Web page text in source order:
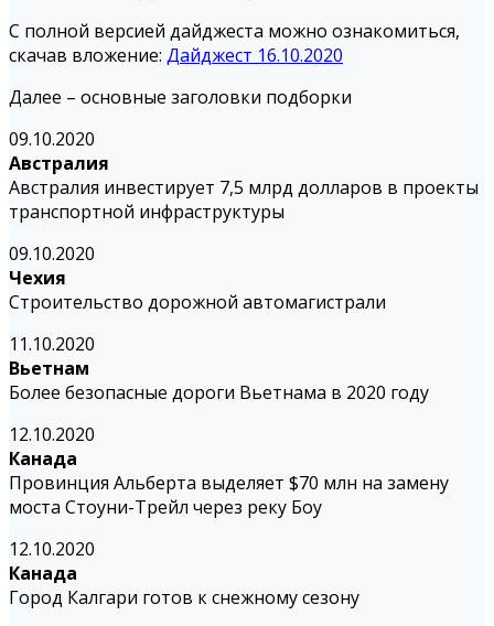
С полной версией дайджеста можно ознакомиться,
скачав вложение: Дайджест 16.10.2020
Далее – основные заголовки подборки
09.10.2020
Австралия
Австралия инвестирует 7,5 млрд долларов в проекты
транспортной инфраструктуры
09.10.2020
Чехия
Строительство дорожной автомагистрали
11.10.2020
Вьетнам
Более безопасные дороги Вьетнама в 2020 году
12.10.2020
Канада
Провинция Альберта выделяет $70 млн на замену
моста Стоуни-Трейл через реку Боу
12.10.2020
Канада
Город Калгари готов к снежному сезону